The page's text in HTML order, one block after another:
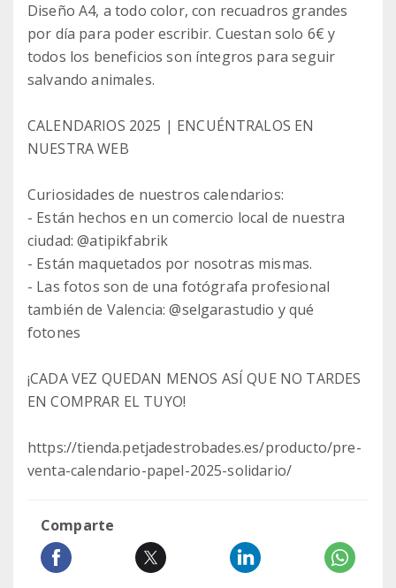
Diseño A4, a todo color, con recuadros grandes
por día para poder escribir. Cuestan solo 6€ y
todos los beneficios son íntegros para seguir
salvando animales.
CALENDARIOS 2025 | ENCUÉNTRALOS EN
NUESTRA WEB
Curiosidades de nuestros calendarios:
- Están hechos en un comercio local de nuestra
ciudad: @atipikfabrik
- Están maquetados por nosotras mismas.
- Las fotos son de una fotógrafa profesional
también de Valencia: @selgarastudio y qué
fotones
¡CADA VEZ QUEDAN MENOS ASÍ QUE NO TARDES
EN COMPRAR EL TUYO!
https://tienda.petjadestrobades.es/producto/pre-
venta-calendario-papel-2025-solidario/
Comparte